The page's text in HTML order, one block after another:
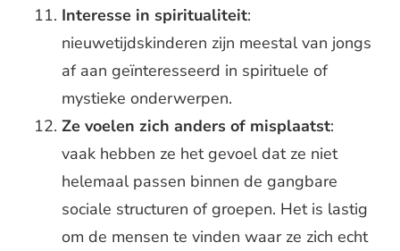
Interesse in spiritualiteit:
nieuwetijdskinderen zijn meestal van jongs
af aan geïnteresseerd in spirituele of
mystieke onderwerpen.
Ze voelen zich anders of misplaatst:
vaak hebben ze het gevoel dat ze niet
helemaal passen binnen de gangbare
sociale structuren of groepen. Het is lastig
om de mensen te vinden waar ze zich echt